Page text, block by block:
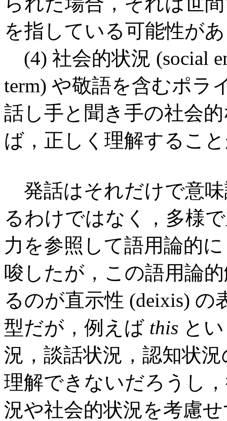
を指している可能性が
(4) 社会的状況 (social
term) や敬語を含むポラ
話し手と聞き手の社会
ば，正しく理解するこ
発話はそれだけで意
るわけではなく，多様
力を参照して語用論的
唆したが，この語用論
るのが直示性 (deixis)
型だが，例えば this と
況，談話状況，認知状
理解できないだろうし
況や社会的状況を考慮